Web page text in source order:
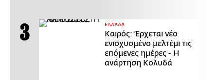
ΕΛΛΑΔΑ
Καιρός: Έρχεται νέο
ενισχυσμένο μελτέμι τις
επόμενες ημέρες - Η
ανάρτηση Κολυδά